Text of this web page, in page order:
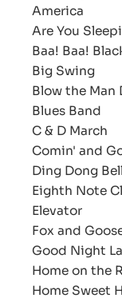
America
Are You
Baa! Baa!
Big Swing
Blow the
Blues Band
C & D March
Comin' and
Ding Dong
Eighth Note
Elevator
Fox and
Good Night
Home on the
Home Sweet